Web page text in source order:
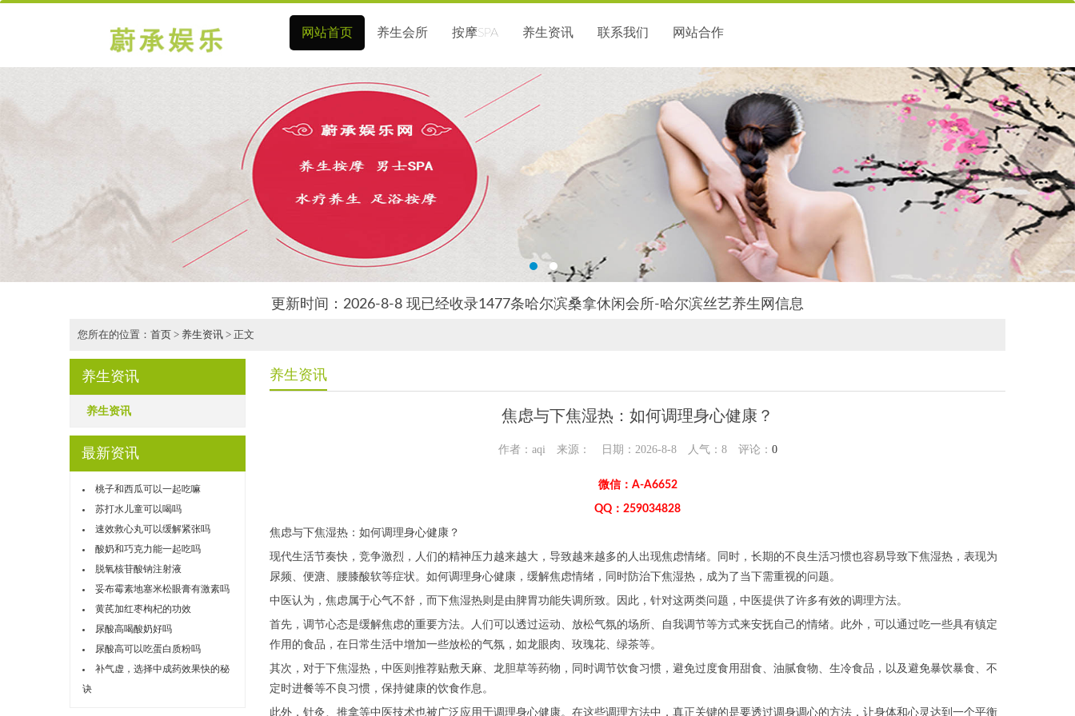
网站首页 养生会所 按摩SPA 养生资讯 联系我们 网站合作
更新时间：2026-8-8 现已经收录1477条哈尔滨桑拿休闲会所-哈尔滨丝艺养生网信息
您所在的位置： 首页 > 养生资讯 > 正文
养生资讯
养生资讯
最新资讯
桃子和西瓜可以一起吃嘛
苏打水儿童可以喝吗
速效救心丸可以缓解紧张吗
酸奶和巧克力能一起吃吗
脱氧核苷酸钠注射液
妥布霉素地塞米松眼膏有激素吗
黄芪加红枣枸杞的功效
尿酸高喝酸奶好吗
尿酸高可以吃蛋白质粉吗
补气虚，选择中成药效果快的秘
诀
养生资讯
焦虑与下焦湿热：如何调理身心健康？
作者：aqi 来源： 日期：2026-8-8 人气： 8评论： 0
微信：A-A6652
QQ：259034828
焦虑与下焦湿热：如何调理身心健康？
现代生活节奏快，竞争激烈，人们的精神压力越来越大，导致越来越多的人出现焦虑情绪。同时，长期的不良生活习惯也容易导致下焦湿热，表现为
尿频、便溏、腰膝酸软等症状。如何调理身心健康，缓解焦虑情绪，同时防治下焦湿热，成为了当下需重视的问题。
中医认为，焦虑属于心气不舒，而下焦湿热则是由脾胃功能失调所致。因此，针对这两类问题，中医提供了许多有效的调理方法。
首先，调节心态是缓解焦虑的重要方法。人们可以透过运动、放松气氛的场所、自我调节等方式来安抚自己的情绪。此外，可以通过吃一些具有镇定
作用的食品，在日常生活中增加一些放松的气氛，如龙眼肉、玫瑰花、绿茶等。
其次，对于下焦湿热，中医则推荐贴敷天麻、龙胆草等药物，同时调节饮食习惯，避免过度食用甜食、油腻食物、生冷食品，以及避免暴饮暴食、不
定时进餐等不良习惯，保持健康的饮食作息。
此外，针灸、推拿等中医技术也被广泛应用于调理身心健康。在这些调理方法中，真正关键的是要透过调身调心的方法，让身体和心灵达到一个平衡